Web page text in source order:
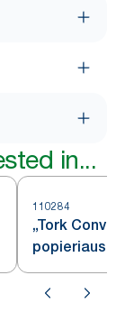
in...
110284
„Tork
popieriaus